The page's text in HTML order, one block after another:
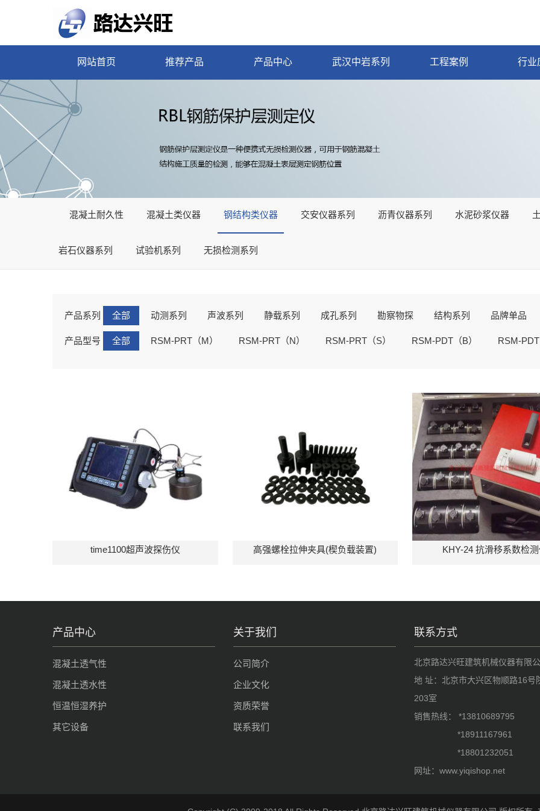
网站首页 推荐产品 产品中心 武汉中岩系列 工程案例 行业
混凝土耐久性 混凝土类仪器 钢结构类仪器 交安仪器系列 沥青仪器系列 水泥砂浆仪器
岩石仪器系列 试验机系列 无损检测系列
产品系列 全部 动测系列 声波系列 静载系列 成孔系列 勘察物探 结构系列 品牌单品
产品型号 全部 RSM-PRT（M） RSM-PRT（N） RSM-PRT（S） RSM-PDT（B） RSM-
time1100超声波探伤仪 高强螺栓拉伸夹具(楔负载装置) KHY-24 抗滑移系数检
产品中心
混凝土透气性
混凝土透水性
恒温恒湿养护
其它设备
关于我们
公司简介
企业文化
资质荣誉
联系我们
联系方式
北京路达兴旺建筑机械仪器有限
地 址：北京市大兴区物顺路16号
203室
销售热线： *13810689795
*18911167961
*18801232051
网址：www.yiqishop.net